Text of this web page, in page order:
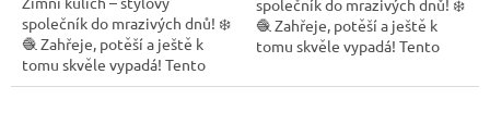
společník do mrazivých dnů! ❄️
🧶 Zahřeje, potěší a ještě k
tomu skvěle vypadá! Tento
ručně háčkovaný zimní kulich
hvězdiček.
společník do mrazivých dnů! ❄️
🧶 Zahřeje, potěší a ještě k
tomu skvěle vypadá! Tento
je ideální volbou pro každého,